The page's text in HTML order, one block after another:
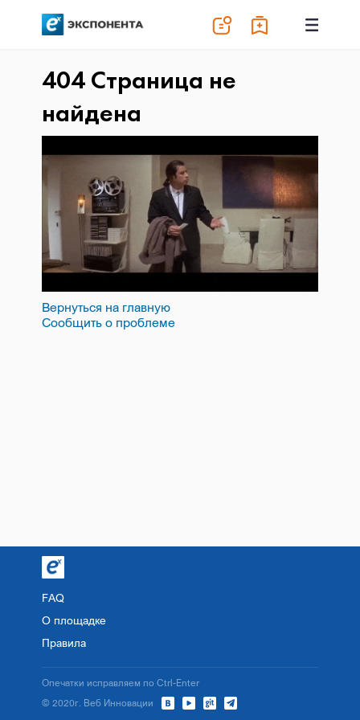
404 Страница не
найдена
Вернуться на главную
Сообщить о проблеме
FAQ
О площадке
Правила
© 2020г. Веб Инновации
Опечатки исправляем по Ctrl-Enter